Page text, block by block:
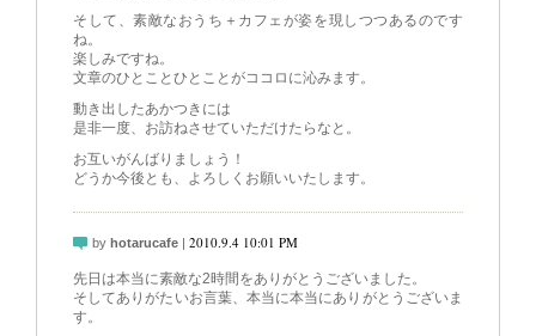
そして、素敵なおうち＋カフェが姿を現しつつあるのです
ね。
楽しみですね。
文章のひとことひとことがココロに沁みます。
動き出したあかつきには
是非一度、お訪ねさせていただけたらなと。
お互いがんばりましょう！
どうか今後とも、よろしくお願いいたします。
by hotarucafe | 2010.9.4 10:01 PM
先日は本当に素敵な2時間をありがとうございました。
そしてありがたいお言葉、本当に本当にありがとうございま
す。